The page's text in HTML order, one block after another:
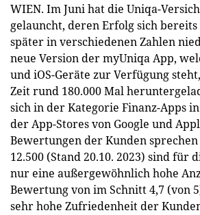
WIEN. Im Juni hat die Uniqa-
gelauncht, deren Erfolg sich
später in verschiedenen Zahlen
neue Version der myUniqa App,
und iOS-Geräte zur Verfügung
Zeit rund 180.000 Mal
sich in der Kategorie Finanz-Apps
der App-Stores von Google und
Bewertungen der Kunden
12.500 (Stand 20.10. 2023) sind für
nur eine außergewöhnlich hohe
Bewertung von im Schnitt 4,7 (von
sehr hohe Zufriedenheit der